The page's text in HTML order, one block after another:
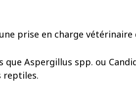
prise en charge vétérinaire
Aspergillus spp. ou
reptiles.